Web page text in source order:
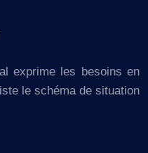
exprime les besoins en
le schéma de situation